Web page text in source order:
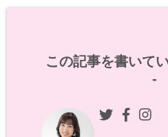
この記事を書いて
-